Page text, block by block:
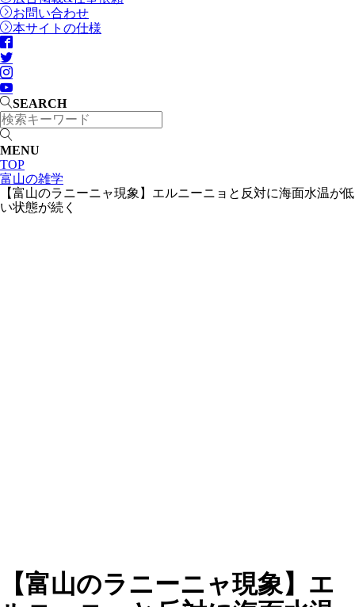
お問い合わせ
本サイトの仕様
SEARCH
MENU
TOP
富山の雑学
【富山のラニーニャ現象】エルニーニョと反対に海面水温が低
い状態が続く
【富山のラニーニャ現象】エ